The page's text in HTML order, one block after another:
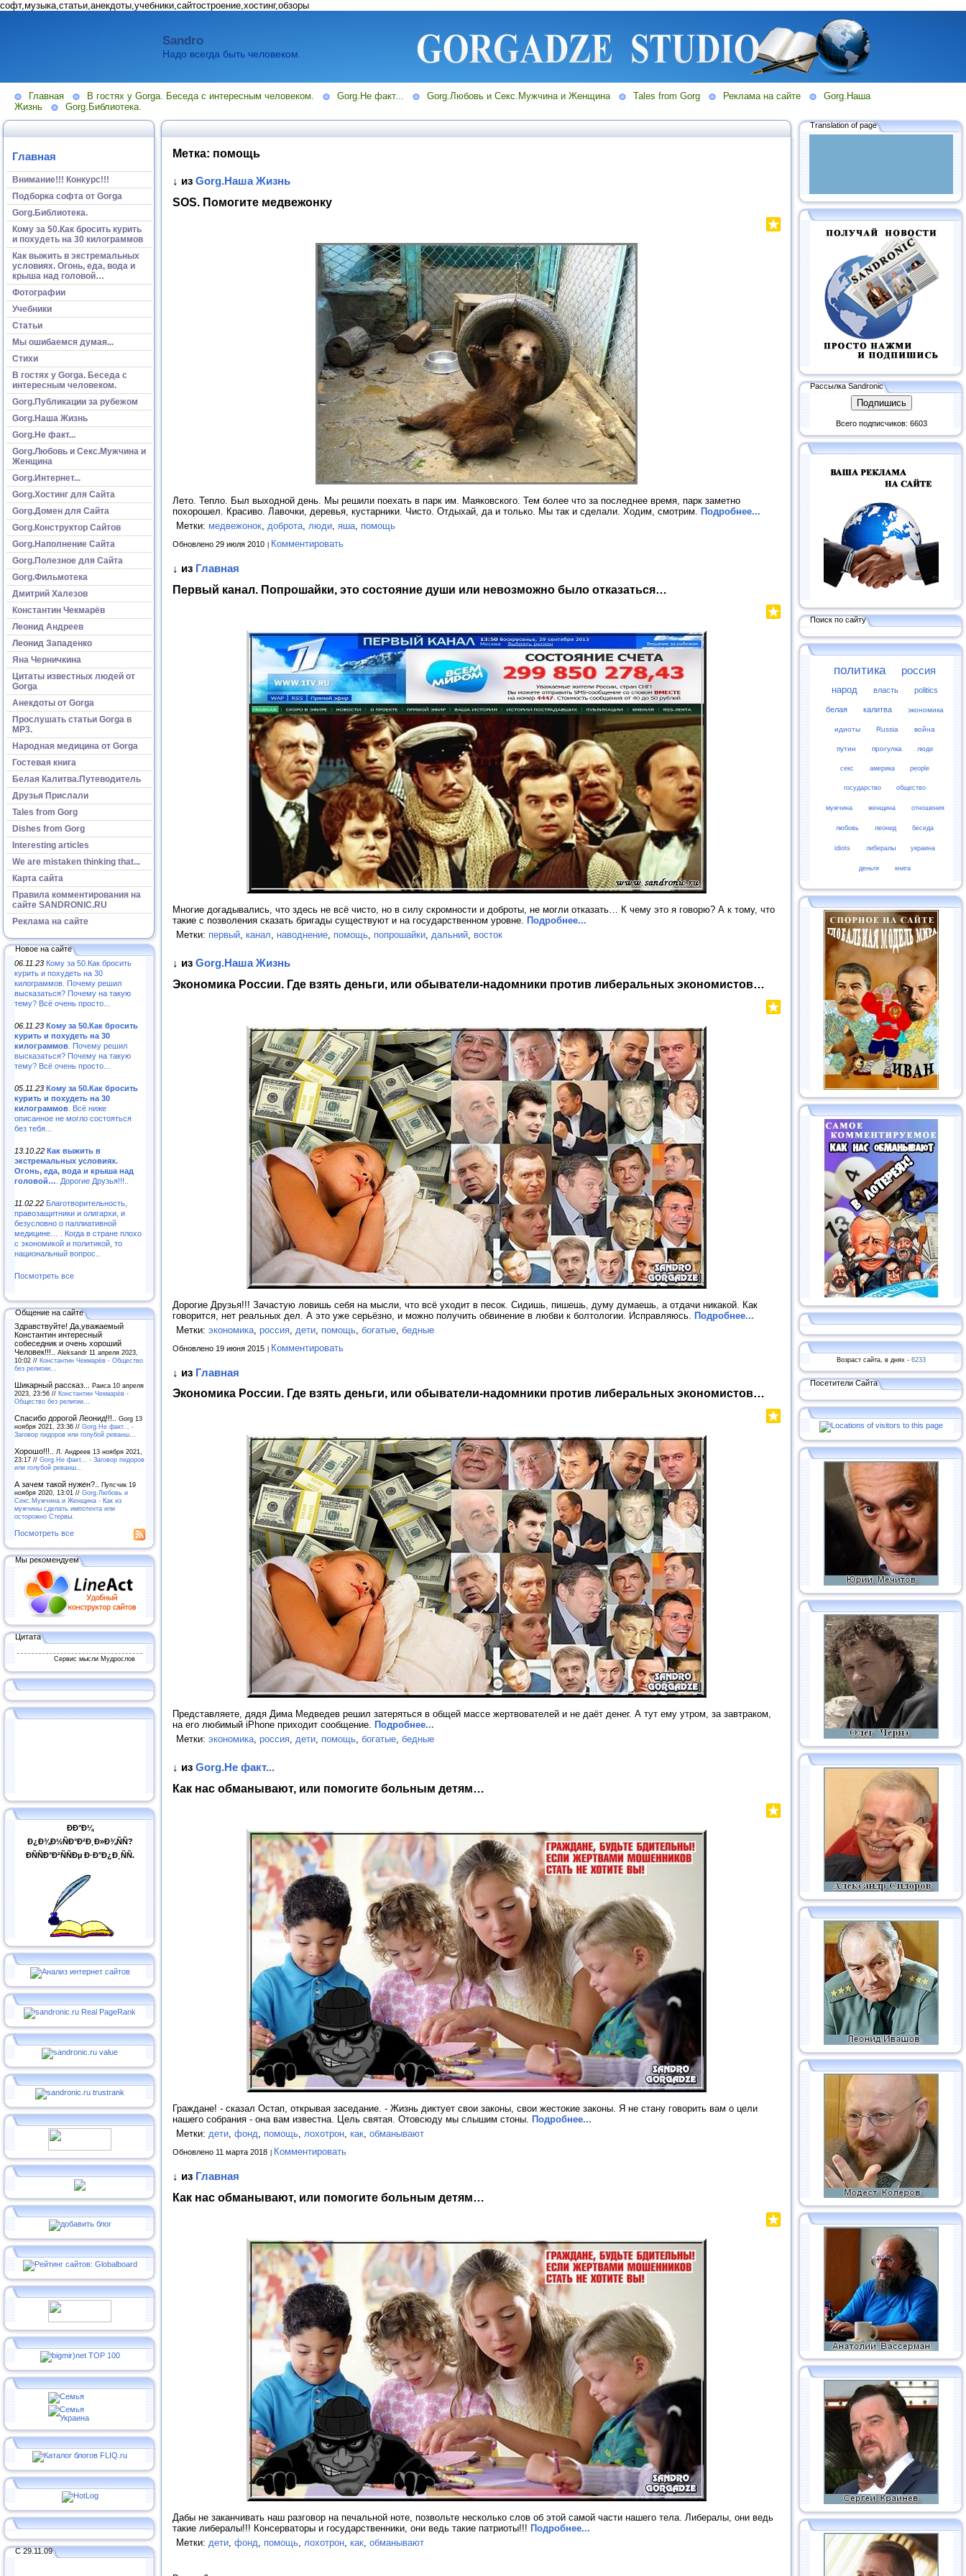
софт,музыка,статьи,анекдоты,учебники,сайтостроение,хостинг,обзоры
Sandro
Надо всегда быть человеком.
Главная В гостях у Gorga. Беседа с интересным человеком. Gorg.Не факт... Gorg.Любовь и Секс.Мужчина и Женщина Tales from Gorg Реклама на сайте
Gorg.Наша
Жизнь
Gorg.Библиотека.
Главная
Внимание!!! Конкурс!!!
Подборка софта от Gorga
Gorg.Библиотека.
Кому за 50.Как бросить курить
и похудеть на 30 килограммов
Как выжить в экстремальных
условиях. Огонь, еда, вода и
крыша над головой…
Фотографии
Учебники
Статьи
Мы ошибаемся думая...
Стихи
В гостях у Gorga. Беседа с
интересным человеком.
Gorg.Публикации за рубежом
Gorg.Наша Жизнь
Gorg.Не факт...
Gorg.Любовь и Секс.Мужчина и
Женщина
Gorg.Интернет...
Gorg.Хостинг для Сайта
Gorg.Домен для Сайта
Gorg.Конструктор Сайтов
Gorg.Наполнение Сайта
Gorg.Полезное для Сайта
Gorg.Фильмотека
Дмитрий Халезов
Константин Чекмарёв
Леонид Андреев
Леонид Западенко
Яна Черничкина
Цитаты известных людей от
Gorga
Анекдоты от Gorga
Прослушать статьи Gorga в
МР3.
Народная медицина от Gorga
Гостевая книга
Белая Калитва.Путеводитель
Друзья Прислали
Tales from Gorg
Dishes from Gorg
Interesting articles
We are mistaken thinking that...
Карта сайта
Правила комментирования на
сайте SANDRONIC.RU
Реклама на сайте
Новое на сайте
06.11.23 Кому за 50.Как бросить
курить и похудеть на 30
килограммов. Почему решил
высказаться? Почему на такую
тему? Всё очень просто...
06.11.23 Кому за 50.Как бросить
курить и похудеть на 30
килограммов . Почему решил
высказаться? Почему на такую
тему? Всё очень просто...
05.11.23 Кому за 50.Как бросить
курить и похудеть на 30
килограммов . Всё ниже
описанное не могло состояться
без тебя...
13.10.22 Как выжить в
экстремальных условиях.
Огонь, еда, вода и крыша над
головой… . Дорогие Друзья!!!..
11.02.22 Благотворительность,
правозащитники и олигархи, и
безусловно о паллиативной
медицине… . Когда в стране плохо
с экономикой и политикой, то
национальный вопрос..
Посмотреть все
Общение на сайте
Здравствуйте! Да,уважаемый
Константин интересный
собеседник и очень хороший
Человек!!!.. Aleksandr 11 апреля 2023,
10:02 // Константин Чекмарёв - Общество
без религии...
Шикарный рассказ... Раиса 10 апреля
2023, 23:56 // Константин Чекмарёв -
Общество без религии...
Спасибо дорогой Леонид!!!.. Gorg 13
ноября 2021, 23:36 // Gorg.Не факт... -
Заговор пидоров или голубой реванш…
Хорошо!!!..
Л. Андреев 13 ноября 2021,
23:17 // Gorg.Не факт... - Заговор пидоров
или голубой реванш…
А зачем такой нужен?.. Пупсчик 19
ноября 2020, 13:01 // Gorg.Любовь и
Секс.Мужчина и Женщина - Как из
мужчины сделать импотента или
осторожно Стервы.
Посмотреть все
Мы рекомендуем
Цитата
Сервис мысли Мудрослов
ÐÐ°Ð¼
Ð¿Ð¾Ð½ÑÐ°Ð²Ð¸Ð»Ð¾ÑÑ?
ÐÑÑÐ°Ð²ÑÑÐµ Ð·Ð°Ð¿Ð¸ÑÑ.
С 29.11.09
Метка: помощь
↓ из Gorg.Наша Жизнь
SOS. Помогите медвежонку
Лето. Тепло. Был выходной день. Мы решили поехать в парк им. Маяковского. Тем более что за последнее время, парк заметно
похорошел. Красиво. Лавочки, деревья, кустарники. Чисто. Отдыхай, да и только. Мы так и сделали. Ходим, смотрим. Подробнее...
Метки: медвежонок, доброта, люди, яша, помощь
Обновлено 29 июля 2010 Комментировать
↓ из Главная
Первый канал. Попрошайки, это состояние души или невозможно было отказаться…
Многие догадывались, что здесь не всё чисто, но в силу скромности и доброты, не могли отказать… К чему это я говорю? А к тому, что
такие с позволения сказать бригады существуют и на государственном уровне. Подробнее...
Метки: первый, канал, наводнение, помощь, попрошайки, дальний, восток
↓ из Gorg.Наша Жизнь
Экономика России. Где взять деньги, или обыватели-надомники против либеральных экономистов…
Дорогие Друзья!!! Зачастую ловишь себя на мысли, что всё уходит в песок. Сидишь, пишешь, думу думаешь, а отдачи никакой. Как
говорится, нет реальных дел. А это уже серьёзно, и можно получить обвинение в любви к болтологии. Исправляюсь. Подробнее...
Метки: экономика россия дети помощь богатые бедные
Обновлено 19 июня 2015 Комментировать
↓ из Главная
Экономика России. Где взять деньги, или обыватели-надомники против либеральных экономистов…
Представляете, дядя Дима Медведев решил затеряться в общей массе жертвователей и не даёт денег. А тут ему утром, за завтраком,
на его любимый iPhone приходит сообщение.
Подробнее...
Метки: экономика россия дети помощь богатые бедные
↓ из Gorg.Не факт...
Как нас обманывают, или помогите больным детям…
Граждане! - сказал Остап, открывая заседание. - Жизнь диктует свои законы, свои жестокие законы. Я не стану говорить вам о цели
нашего собрания - она вам известна. Цель святая. Отовсюду мы слышим стоны. Подробнее...
Метки: дети, фонд, помощь, лохотрон, как, обманывают
Обновлено 11 марта 2018 Комментировать
↓ из Главная
Как нас обманывают, или помогите больным детям…
Дабы не заканчивать наш разговор на печальной ноте, позвольте несколько слов об этой самой части нашего тела. Либералы, они ведь
такие либералы!!! Консерваторы и государственники, они ведь такие патриоты!!! Подробнее...
Метки: дети, фонд, помощь, лохотрон, как, обманывают
Translation of page
Рассылка Sandronic
Всего подписчиков: 6603
Поиск по сайту
политика россия
народ власть politics
белая калитва экономика
идиоты Russia война
путин прогулка люди
секс америка people
государство общество
мужчина женщина отношения
любовь леонид беседа
idiots либералы украина
деньги книга
Возраст сайта, в днях - 6233
Посетители Сайта